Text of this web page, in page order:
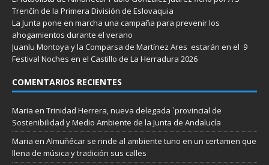
Trenčín de la Primera División de Eslovaquia
La Junta pone en marcha una campaña para prevenir los
ahogamientos durante el verano
Juanlu Montoya y la Comparsa de Martínez Ares estarán en el 9
Festival Noches en el Castillo de La Herradura 2026
COMENTARIOS RECIENTES
Maria en Trinidad Herrera, nueva delegada `provincial de
Sostenibilidad y Medio Ambiente de la Junta de Andalucía
Maria en Almuñécar se rinde al ambiente tuno en un certamen que
llena de música y tradición sus calles